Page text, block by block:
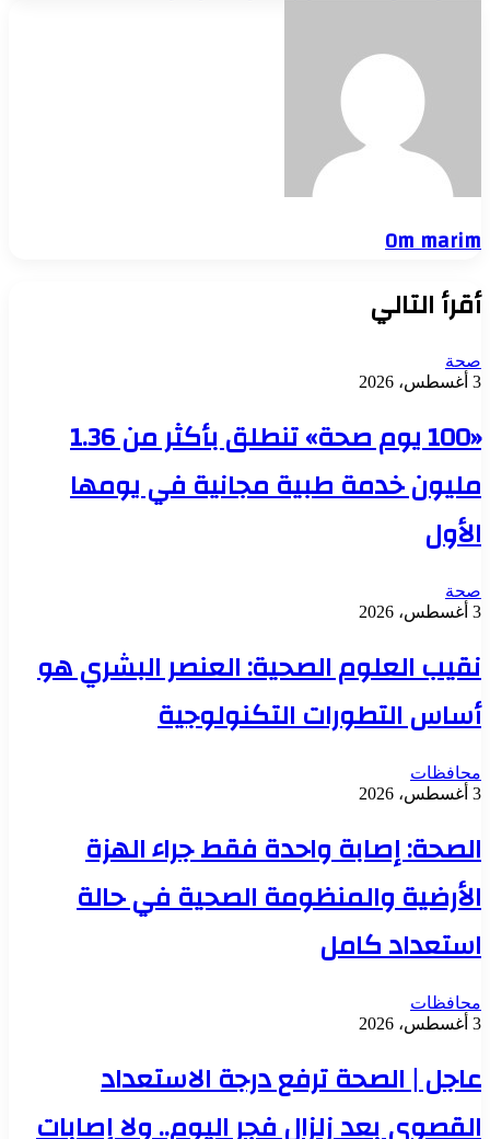
Om marim
أقرأ التالي
صحة
3 أغسطس، 2026
«100 يوم صحة» تنطلق بأكثر من 1.36
مليون خدمة طبية مجانية في يومها
الأول
صحة
3 أغسطس، 2026
نقيب العلوم الصحية: العنصر البشري هو
أساس التطورات التكنولوجية
محافظات
3 أغسطس، 2026
الصحة: إصابة واحدة فقط جراء الهزة
الأرضية والمنظومة الصحية في حالة
استعداد كامل
محافظات
3 أغسطس، 2026
عاجل | الصحة ترفع درجة الاستعداد
القصوى بعد زلزال فجر اليوم.. ولا إصابات